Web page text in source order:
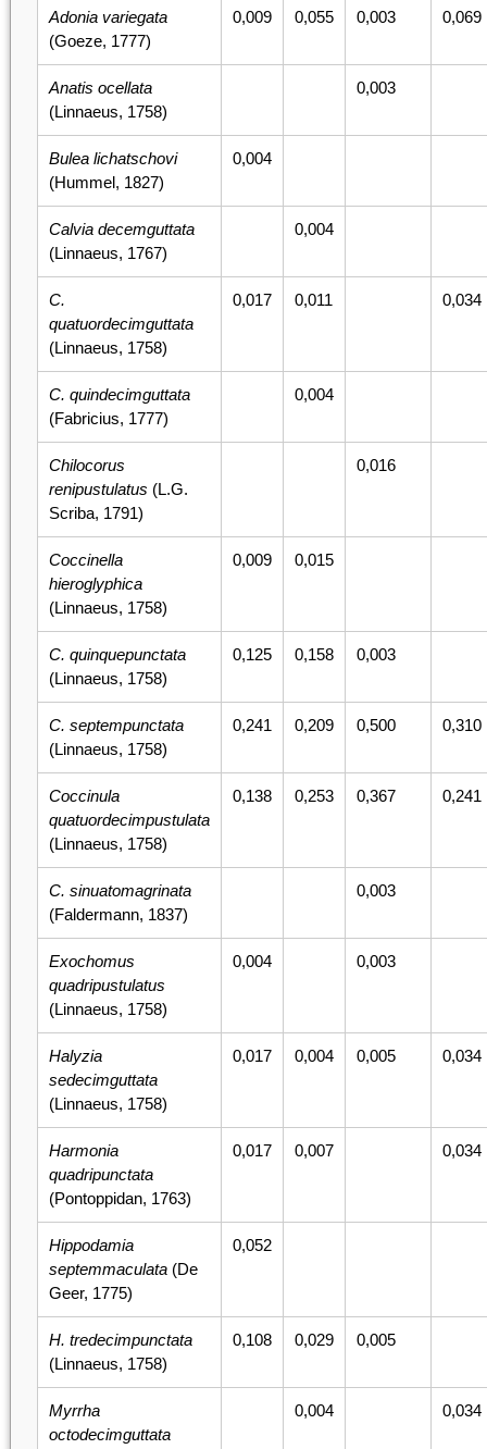
Adonia variegata
(Goeze, 1777)
0,009 0,055 0,003 0,069
Anatis ocellata
(Linnaeus, 1758)
0,003
Bulea lichatschovi
(Hummel, 1827)
0,004
Calvia decemguttata
(Linnaeus, 1767)
0,004
C.
quatuordecimguttata
(Linnaeus, 1758)
0,017 0,011 0,034
C. quindecimguttata
(Fabricius, 1777)
0,004
Chilocorus
renipustulatus (L.G.
Scriba, 1791)
0,016
Coccinella
hieroglyphica
(Linnaeus, 1758)
0,009 0,015
C. quinquepunctata
(Linnaeus, 1758)
0,125 0,158 0,003
C. septempunctata
(Linnaeus, 1758)
0,241 0,209 0,500 0,310
Coccinula
quatuordecimpustulata
(Linnaeus, 1758)
0,138 0,253 0,367 0,241
C. sinuatomagrinata
(Faldermann, 1837)
0,003
Exochomus
quadripustulatus
(Linnaeus, 1758)
0,004 0,003
Halyzia
sedecimguttata
(Linnaeus, 1758)
0,017 0,004 0,005 0,034
Harmonia
quadripunctata
(Pontoppidan, 1763)
0,017 0,007 0,034
Hippodamia
septemmaculata(De
Geer, 1775)
0,052
H. tredecimpunctata
(Linnaeus, 1758)
0,108 0,029 0,005
Myrrha
octodecimguttata
0,004 0,034